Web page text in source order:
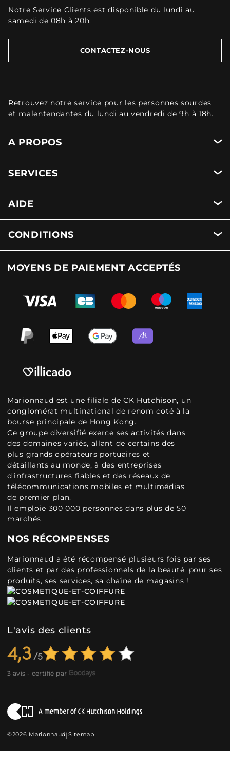
Notre Service Clients est disponible du lundi au
samedi de 08h à 20h.
CONTACTEZ-NOUS
Retrouvez notre service pour les personnes sourdes
et malentendantes du lundi au vendredi de 9h à 18h.
A PROPOS
SERVICES
AIDE
CONDITIONS
MOYENS DE PAIEMENT ACCEPTÉS
Marionnaud est une filiale de CK Hutchison, un
conglomérat multinational de renom coté à la
bourse principale de Hong Kong.
Ce groupe diversifié exerce ses activités dans
des domaines variés, allant de certains des
plus grands opérateurs portuaires et
détaillants au monde, à des entreprises
d'infrastructures fiables et des réseaux de
télécommunications mobiles et multimédias
de premier plan.
Il emploie 300 000 personnes dans plus de 50
marchés.
NOS RÉCOMPENSES
Marionnaud a été récompensé plusieurs fois par ses
clients et par des professionnels de la beauté, pour ses
produits, ses services, sa chaîne de magasins !
L'avis des clients
4,3
3 avis - certifié par
©2026 Marionnaud|Sitemap